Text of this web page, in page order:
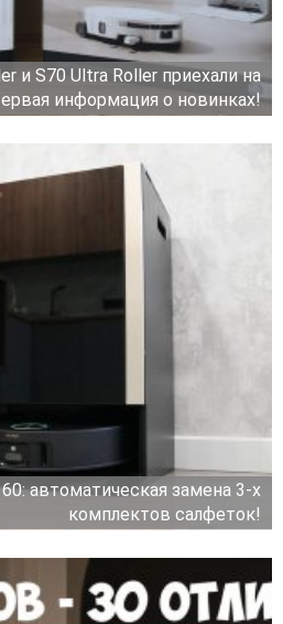
и S70 Ultra Roller приехали на
информация о новинках!
60: автоматическая замена 3-х
комплектов салфеток!